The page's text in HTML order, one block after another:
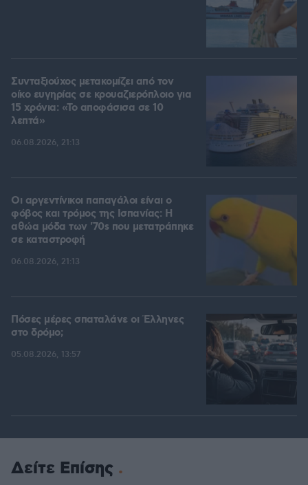
Συνταξιούχος μετακομίζει από τον
οίκο ευγηρίας σε κρουαζιερόπλοιο για
15 χρόνια: «Το αποφάσισα σε 10
λεπτά»
06.08.2026, 21:13
Οι αργεντίνικοι παπαγάλοι είναι ο
φόβος και τρόμος της Ισπανίας: Η
αθώα μόδα των '70s που μετατράπηκε
σε καταστροφή
06.08.2026, 21:13
Πόσες μέρες σπαταλάνε οι Έλληνες
στο δρόμο;
05.08.2026, 13:57
Δείτε Επίσης